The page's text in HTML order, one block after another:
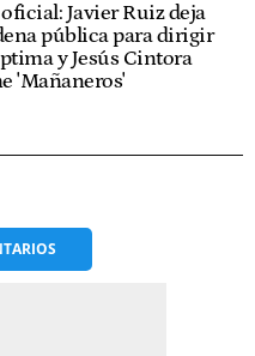
oficial: Javier Ruiz deja
pública para dirigir
y Jesús Cintora
'Mañaneros'